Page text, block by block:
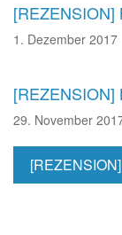
[REZENSION]
1. Dezember 2017
[REZENSION]
29. November